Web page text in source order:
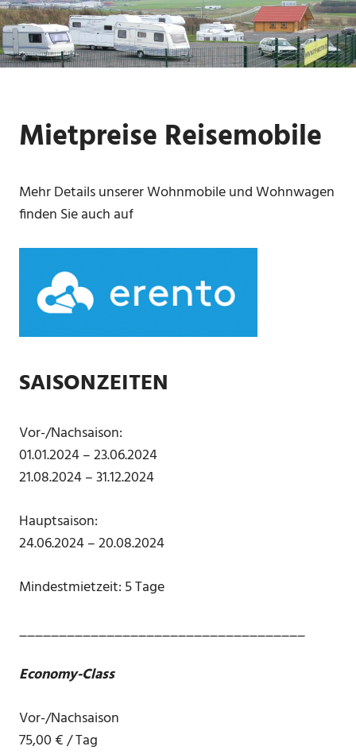
Zum
Inhalt
springen
Mietpreise Reisemobile
Mehr Details unserer Wohnmobile und Wohnwagen
finden Sie auch auf
SAISONZEITEN
Vor-/Nachsaison:
01.01.2024 – 23.06.2024
21.08.2024 – 31.12.2024
Hauptsaison:
24.06.2024 – 20.08.2024
Mindestmietzeit: 5 Tage
____________________________________
Economy-Class
Vor-/Nachsaison
75,00 € / Tag